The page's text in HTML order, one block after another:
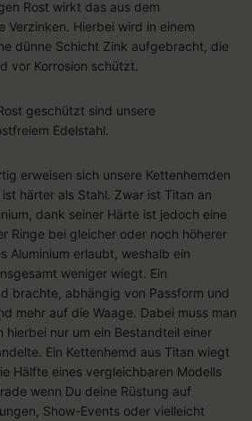
Rost wirkt das aus dem
Verzinken. Hierbei wird in einem
dünne Schicht Zink aufgebracht, die
vor Korrosion schützt.
geschützt sind unsere
Edelstahl.
erweisen sich unsere Kettenhemden
härter als Stahl. Zwar ist Titan an
dank seiner Härte ist jedoch eine
Ringe bei gleicher oder noch höherer
Aluminium erlaubt, weshalb ein
weniger wiegt. Ein
brachte, abhängig von Passform und
mehr auf die Waage. Dabei muss man
hierbei nur um ein Bestandteil einer
Ein Kettenhemd aus Titan wiegt
Hälfte eines vergleichbaren Modells
wenn Du deine Rüstung auf
Show-Events oder vielleicht